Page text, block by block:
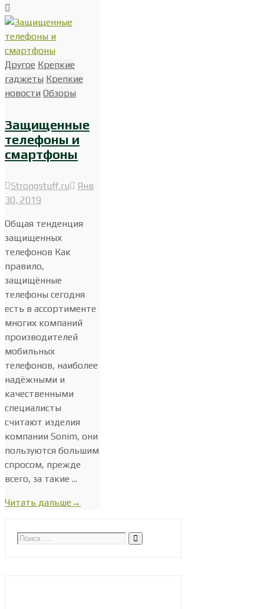
Другое Крепкие
гаджеты Крепкие
новости Обзоры
Защищенные
телефоны и
смартфоны
Strongstuff.ru
Янв
30, 2019
Общая тенденция
защищенных
телефонов Как
правило,
защищённые
телефоны сегодня
есть в ассортименте
многих компаний
производителей
мобильных
телефонов, наиболее
надёжными и
качественными
специалисты
считают изделия
компании Sonim, они
пользуются большим
спросом, прежде
всего, за такие ...
Читать дальше→